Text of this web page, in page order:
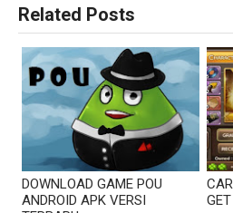
Related Posts
DOWNLOAD GAME POU
ANDROID APK VERSI